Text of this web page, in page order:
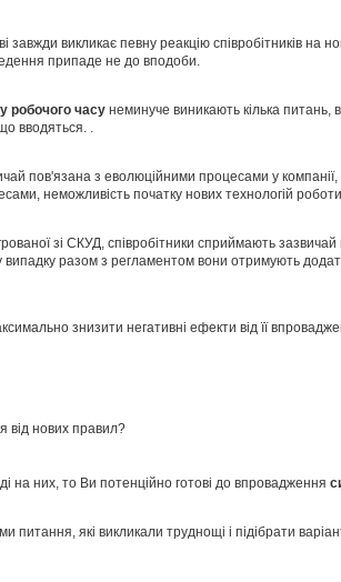
завжди викликає певну реакцію співробітників
припаде не до вподоби.
робочого часу неминуче виникають кілька питань,
вводяться. .
пов'язана з еволюційними процесами у
неможливість початку нових технологій
зі СКУД, співробітники сприймають
разом з регламентом вони отримують
знизити негативні ефекти від її
від нових правил?
на них, то Ви потенційно готові до впровадження
які викликали труднощі і підібрати